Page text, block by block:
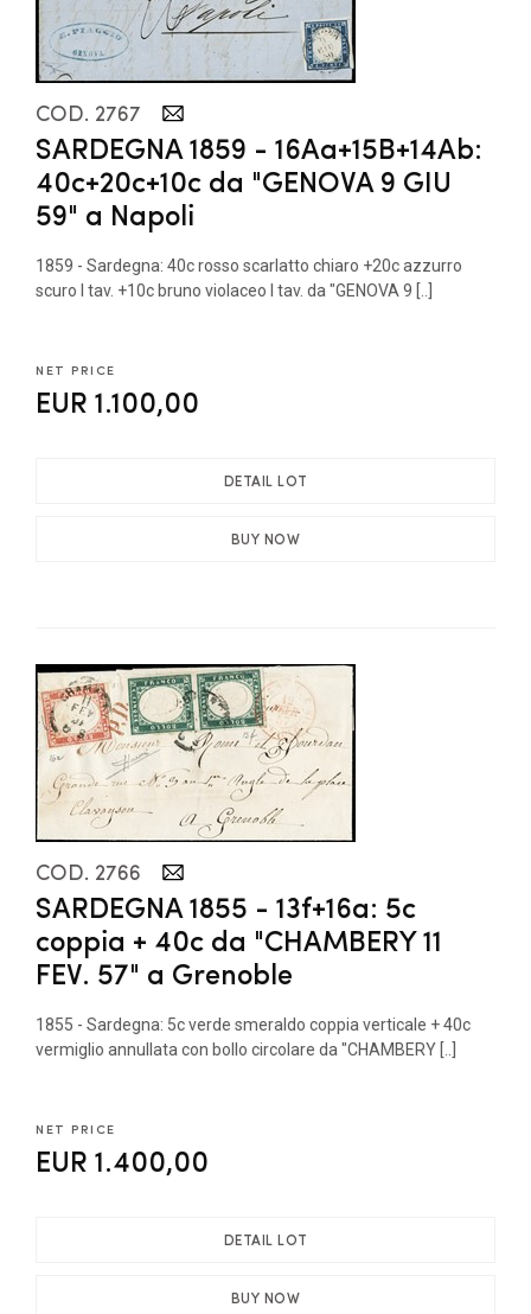
COD. 2767
SARDEGNA 1859 - 16Aa+15B+14Ab:
40c+20c+10c da "GENOVA 9 GIU
59" a Napoli
1859 - Sardegna: 40c rosso scarlatto chiaro +20c azzurro
scuro I tav. +10c bruno violaceo I tav. da "GENOVA 9 [..]
NET PRICE
EUR 1.100,00
DETAIL LOT
BUY NOW
COD. 2766
SARDEGNA 1855 - 13f+16a: 5c
coppia + 40c da "CHAMBERY 11
FEV. 57" a Grenoble
1855 - Sardegna: 5c verde smeraldo coppia verticale + 40c
vermiglio annullata con bollo circolare da "CHAMBERY [..]
NET PRICE
EUR 1.400,00
DETAIL LOT
BUY NOW